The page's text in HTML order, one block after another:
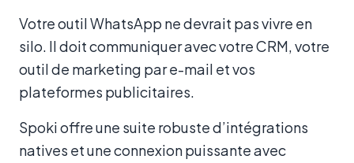
Votre outil WhatsApp ne devrait pas vivre en
silo. Il doit communiquer avec votre CRM, votre
outil de marketing par e-mail et vos
plateformes publicitaires.
Spoki offre une suite robuste d’intégrations
natives et une connexion puissante avec